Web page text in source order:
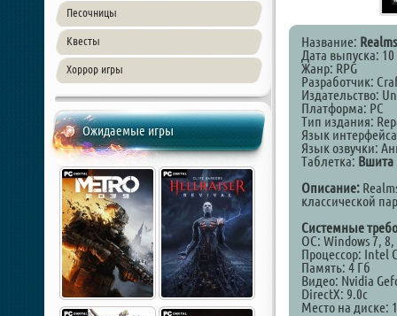
Песочницы
Квесты
Хоррор игры
Ожидаемые игры
Название:
Дата выпуска: 10
Жанр: RPG
Разработчик:
Издательство:
Платформа: PC
Тип издания:
Язык
Язык озвучки:
Таблетка: Вшита
Описание:
классической
Системные
ОС: Windows 7, 8,
Процессор: Intel
Память: 4 Гб
Видео: Nvidia
DirectX: 9.0c
Место на диске: